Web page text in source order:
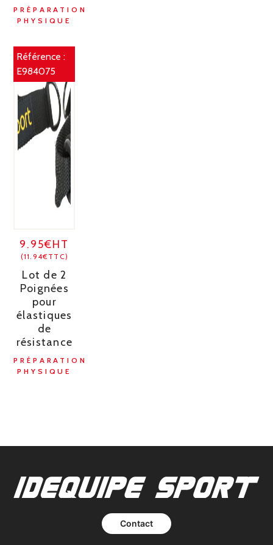
PRÉPARATION
PHYSIQUE
Référence :
E984075
9.95€HT
(11.94€TTC)
Lot de 2
Poignées
pour
élastiques
de
résistance
PRÉPARATION
PHYSIQUE
Contact